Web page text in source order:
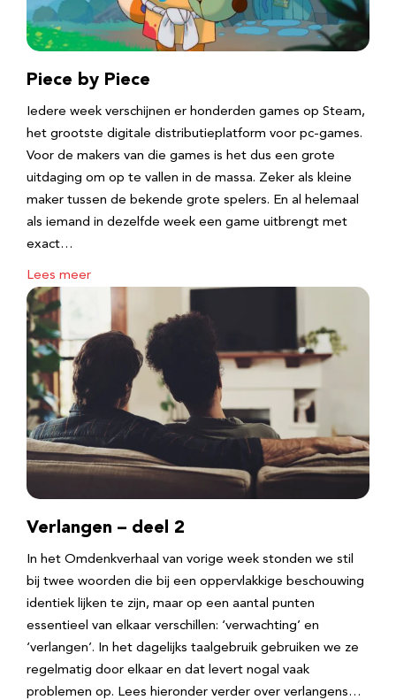
Piece by Piece
Iedere week verschijnen er honderden games op Steam,
het grootste digitale distributieplatform voor pc-games.
Voor de makers van die games is het dus een grote
uitdaging om op te vallen in de massa. Zeker als kleine
maker tussen de bekende grote spelers. En al helemaal
als iemand in dezelfde week een game uitbrengt met
exact…
Lees meer
Verlangen – deel 2
In het Omdenkverhaal van vorige week stonden we stil
bij twee woorden die bij een oppervlakkige beschouwing
identiek lijken te zijn, maar op een aantal punten
essentieel van elkaar verschillen: ‘verwachting’ en
‘verlangen’. In het dagelijks taalgebruik gebruiken we ze
regelmatig door elkaar en dat levert nogal vaak
problemen op. Lees hieronder verder over verlangens…